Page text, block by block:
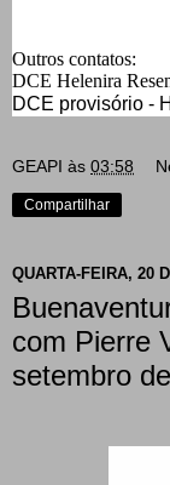
Outros contatos:
DCE Helenira
DCE provisório -
GEAPI às 03:58
Compartilhar
QUARTA-FEIRA, 20
com Pierre
setembro